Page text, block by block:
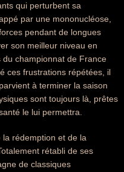
qui perturbent sa
par une mononucléose,
pendant de longues
son meilleur niveau en
championnat de France
ces frustrations répétées, il
à terminer la saison
sont toujours là, prêtes
le lui permettra.
rédemption et de la
rétabli de ses
de classiques